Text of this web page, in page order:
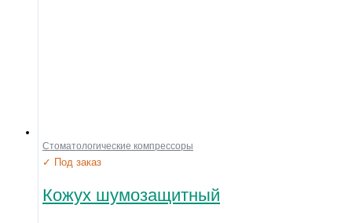
Стоматологические компрессоры
✓ Под заказ
Кожух шумозащитный